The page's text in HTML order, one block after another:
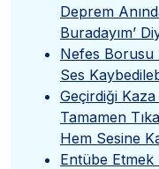
Deprem
Buradayım’
Nefes Borusu
Ses
Geçirdiği
Tamamen
Hem Sesine
Entübe Etmek